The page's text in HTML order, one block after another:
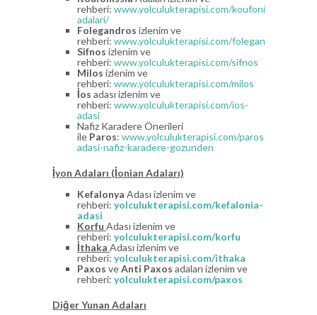
rehberi: www.yolculukterapisi.com/koufonissia-
adalari/
Folegandros izlenim ve
rehberi: www.yolculukterapisi.com/folegandros
Sifnos izlenim ve
rehberi: www.yolculukterapisi.com/sifnos
Milos izlenim ve
rehberi: www.yolculukterapisi.com/milos
İos adası izlenim ve
rehberi: www.yolculukterapisi.com/ios-
adasi
Nafiz Karadere Önerileri
ile Paros: www.yolculukterapisi.com/paros-
adasi-nafiz-karadere-gozunden
İyon Adaları (İonian Adaları)
Kefalonya Adası izlenim ve
rehberi: yolculukterapisi.com/kefalonia-
adasi
Korfu Adası izlenim ve
rehberi: yolculukterapisi.com/korfu
İthaka Adası izlenim ve
rehberi: yolculukterapisi.com/ithaka
Paxos veAnti Paxos adaları izlenim ve
rehberi: yolculukterapisi.com/paxos
Diğer Yunan Adaları